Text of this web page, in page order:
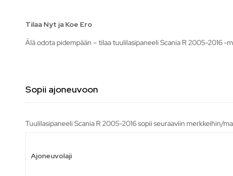
Tilaa Nyt ja Koe Ero
Älä odota pidempään – tilaa tuulilasipaneeli Scania R 2005-2016 -
Sopii ajoneuvoon
Tuulilasipaneeli Scania R 2005-2016 sopii seuraaviin merkkeihin/
Ajoneuvolaji